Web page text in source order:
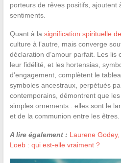
porteurs de rêves positifs, ajoutent
sentiments.
Quant à la signification spirituelle
culture à l’autre, mais converge
déclaration d’amour parfait. Les lis
leur fidélité, et les hortensias,
d’engagement, complètent le
symboles ancestraux, perpétués
contemporains, démontrent que
simples ornements : elles sont le
et de la communion entre les êtres.
A lire également : Laurene
Loeb : qui est-elle vraiment ?